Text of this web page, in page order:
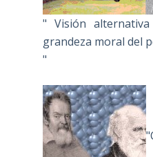
" Visión
grandeza moral del
"